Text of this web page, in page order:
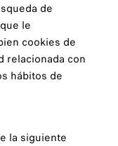
de
le
cookies de
relacionada con
hábitos de
la siguiente